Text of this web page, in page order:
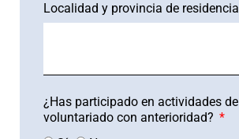
Localidad y provincia de residencia
¿Has participado en actividades de
voluntariado con anterioridad?